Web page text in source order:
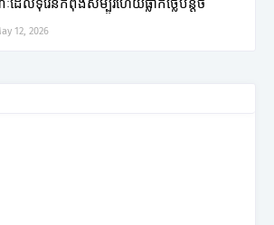
ែលទុរេនកំពុងសម្បូរហើយធ្លាក់ថ្លៃបន្តិច
12, 2026